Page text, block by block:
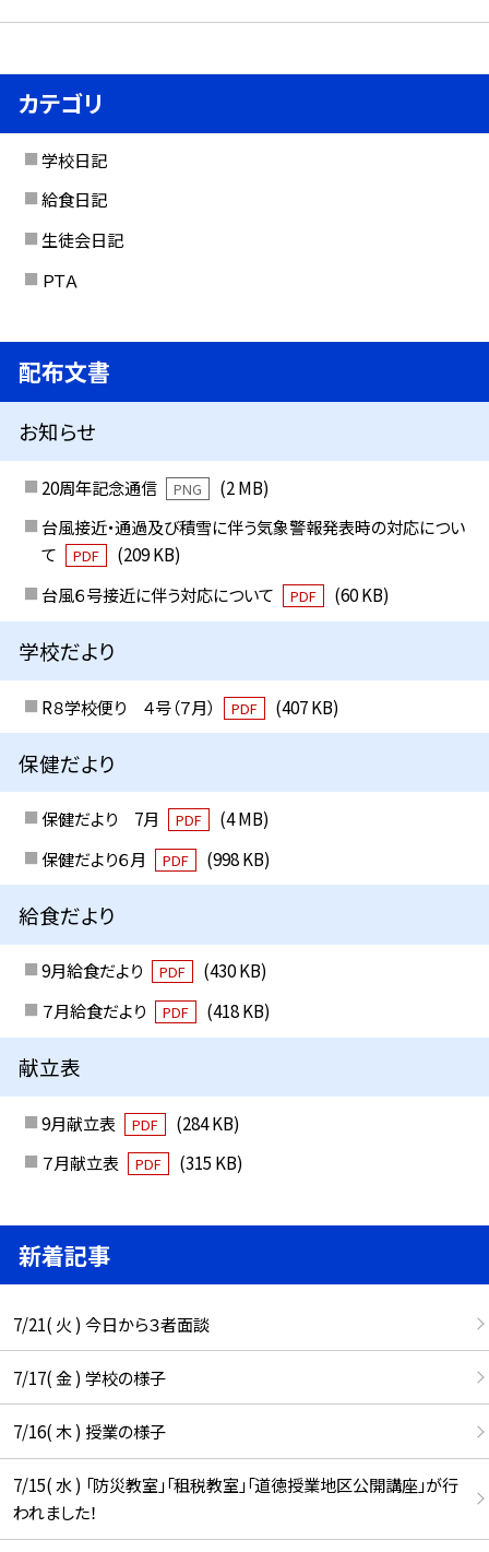
カテゴリ
学校日記
給食日記
生徒会日記
ＰＴＡ
配布文書
お知らせ
20周年記念通信 PNG
(2 MB)
台風接近・通過及び積雪に伴う気象警報発表時の対応につい
て
PDF
(209 KB)
台風６号接近に伴う対応について
PDF (60 KB)
学校だより
R８学校便り ４号（７月） PDF (407 KB)
保健だより
保健だより 7月 PDF
(4 MB)
保健だより６月
PDF (998 KB)
給食だより
9月給食だより PDF
(430 KB)
７月給食だより
PDF (418 KB)
献立表
9月献立表 PDF
(284 KB)
７月献立表
PDF (315 KB)
新着記事
7/21( 火 ) 今日から３者面談
7/17( 金 ) 学校の様子
7/16( 木 ) 授業の様子
7/15( 水 ) 「防災教室」「租税教室」「道徳授業地区公開講座」が行
われました！